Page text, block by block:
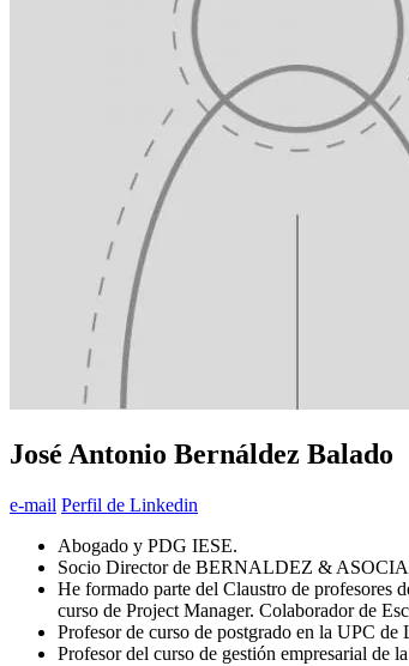
José Antonio Bernáldez Balado
e-mail Perfil de Linkedin
Abogado y PDG IESE.
Socio Director de BERNALDEZ &
He formado parte del Claustro de profesores
curso de Project Manager. Colaborador de
Profesor de curso de postgrado en la UPC
Profesor del curso de gestión empresarial